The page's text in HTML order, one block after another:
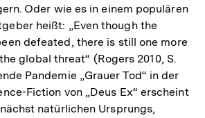
Oder wie es in einem populären
heißt: „Even though the
defeated, there is still one more
global threat“ (Rogers 2010, S.
Pandemie „Grauer Tod“ in der
Fiction von „Deus Ex“ erscheint
natürlichen Ursprungs,